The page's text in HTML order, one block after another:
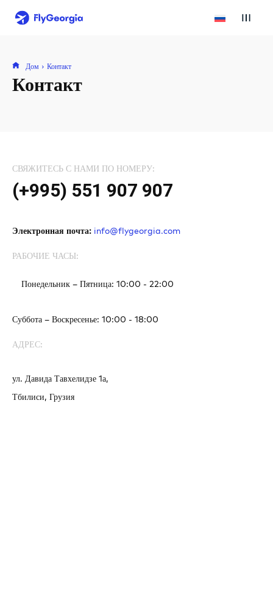
Дом Контакт
Контакт
СВЯЖИТЕСЬ С НАМИ ПО НОМЕРУ:
(+995) 551 907 907
Электронная почта: info@flygeorgia.com
РАБОЧИЕ ЧАСЫ:
Понедельник – Пятница: 10:00 - 22:00
Суббота – Воскресенье: 10:00 - 18:00
АДРЕС:
ул. Давида Тавхелидзе 1а,
Тбилиси, Грузия